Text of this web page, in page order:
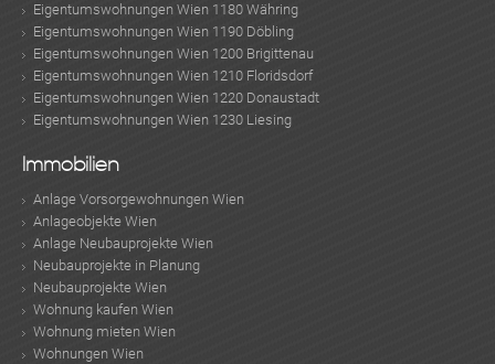
Eigentumswohnungen Wien 1180 Währing
Eigentumswohnungen Wien 1190 Döbling
Eigentumswohnungen Wien 1200 Brigittenau
Eigentumswohnungen Wien 1210 Floridsdorf
Eigentumswohnungen Wien 1220 Donaustadt
Eigentumswohnungen Wien 1230 Liesing
Immobilien
Anlage Vorsorgewohnungen Wien
Anlageobjekte Wien
Anlage Neubauprojekte Wien
Neubauprojekte in Planung
Neubauprojekte Wien
Wohnung kaufen Wien
Wohnung mieten Wien
Wohnungen Wien